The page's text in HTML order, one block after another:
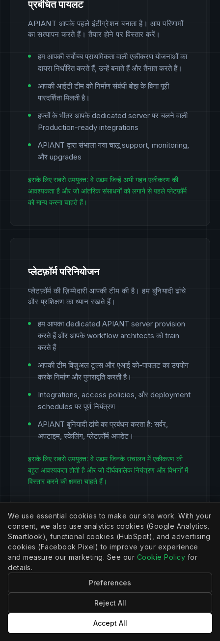
प्रबंधित पायलट
APIANT आपके पहले इंटीग्रेशन बनाता है। आप परिणामों
का सत्यापन करते हैं। तैयार होने पर विस्तार करें।
हम आपकी सर्वोच्च प्राथमिकता वाली एकीकरण योजनाओं का
दायरा निर्धारित करते हैं, उन्हें बनाते हैं और तैनात करते हैं।
आपकी आईटी टीम को निर्माण संबंधी बोझ के बिना पूरी
पारदर्शिता मिलती है।
हफ्तों के भीतर आपके dedicated server पर चलने वाली
Production-ready integrations
APIANT द्वारा संभाला गया चालू support, monitoring,
और upgrades
इसके लिए सबसे उपयुक्त: वे उद्यम जिन्हें अभी गहन एकीकरण की
आवश्यकता है और जो आंतरिक संसाधनों को लगाने से पहले प्लेटफ़ॉर्म
को मान्य करना चाहते हैं।
प्लेटफ़ॉर्म परिनियोजन
प्लेटफ़ॉर्म की ज़िम्मेदारी आपकी टीम की है। हम बुनियादी ढांचे
और प्रशिक्षण का ध्यान रखते हैं।
हम आपका dedicated APIANT server provision
करते हैं और आपके workflow architects को train
करते हैं
आपकी टीम विज़ुअल टूल्स और एआई को-पायलट का उपयोग
करके निर्माण और पुनरावृति करती है।
Integrations, access policies, और deployment
schedules पर पूर्ण नियंत्रण
APIANT बुनियादी ढांचे का प्रबंधन करता है: सर्वर,
अपटाइम, स्केलिंग, प्लेटफ़ॉर्म अपडेट।
इसके लिए सबसे उपयुक्त: वे उद्यम जिनके संचालन में एकीकरण की
बहुत आवश्यकता होती है और जो दीर्घकालिक नियंत्रण और विभागों में
विस्तार करने की क्षमता चाहते हैं।
हम अपना खाना खुद खाते हैं
एक बेहतर प्लेटफॉर्म की आवश्यकता महसूस हुई और हमने अपना
खुद का प्लेटफॉर्म विकसित किया। आज हम आपको जो
प्लेटफॉर्म दे रहे हैं, उसी पर 17 इंटीग्रेशन उत्पाद चला रहे हैं
We use essential cookies to make our site work. With your
consent, we also use analytics cookies (Google Analytics,
Smartlook), functional cookies (HubSpot), and advertising
cookies (Facebook Pixel) to improve your experience
and measure our marketing. See our Cookie Policy for
details.
Preferences
Reject All
Accept All